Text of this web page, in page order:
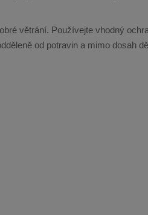
větrání. Používejte vhodný
od potravin a mimo dosah